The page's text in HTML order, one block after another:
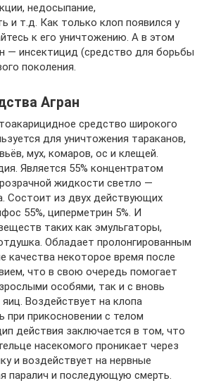
недосыпание,
и т.д. Как только клоп появился у
к его уничтожению. А в этом
— инсектицид (средство для борьбы
поколения.
Агран
средство широкого
для уничтожения тараканов,
мух, комаров, ос и клещей.
Является 55% концентратом
жидкости светло —
Состоит из двух действующих
55%, циперметрин 5%. И
таких как эмульгаторы,
Обладает пролонгированным
качества некоторое время после
что в свою очередь помогает
особями, так и с вновь
Воздействует на клопа
при прикосновении с телом
действия заключается в том, что
насекомого проникает через
и воздействует на нервные
паралич и последующую смерть.